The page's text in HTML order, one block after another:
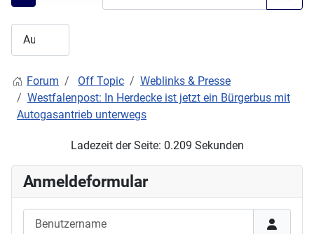
Forum Off Topic
Weblinks & Presse
Westfalenpost: In Herdecke ist jetzt ein Bürgerbus mit
Autogasantrieb unterwegs
Ladezeit der Seite: 0.209 Sekunden
Anmeldeformular